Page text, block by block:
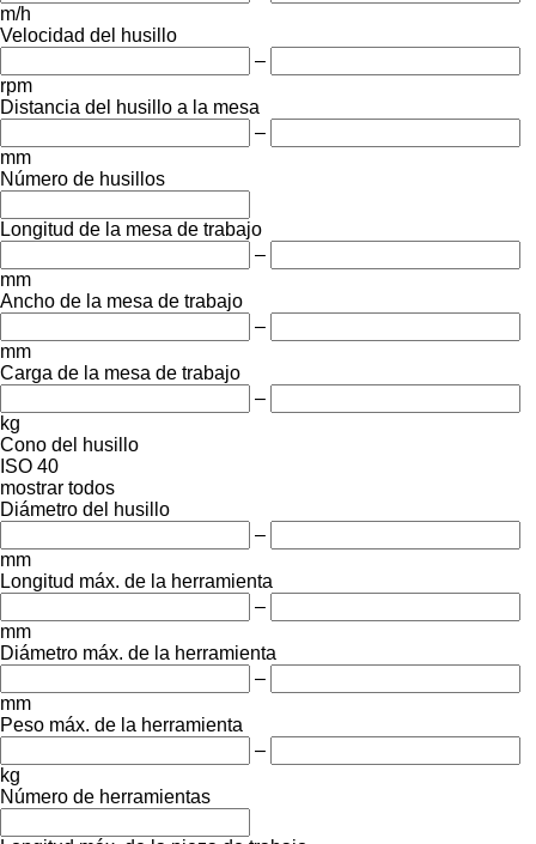
m/h
Velocidad del husillo
–
rpm
Distancia del husillo a la mesa
–
mm
Número de husillos
Longitud de la mesa de trabajo
–
mm
Ancho de la mesa de trabajo
–
mm
Carga de la mesa de trabajo
–
kg
Cono del husillo
ISO 40
mostrar todos
Diámetro del husillo
–
mm
Longitud máx. de la herramienta
–
mm
Diámetro máx. de la herramienta
–
mm
Peso máx. de la herramienta
–
kg
Número de herramientas